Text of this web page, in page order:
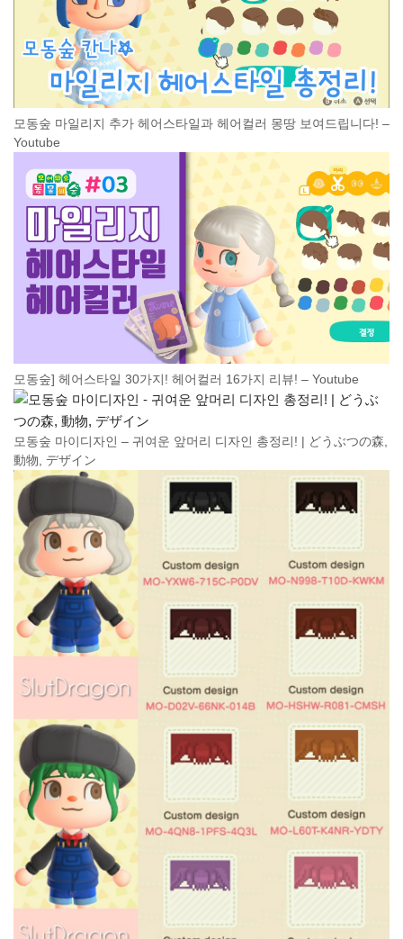
모동숲 마일리지 추가 헤어스타일과 헤어컬러 몽땅 보여드립니다! –
Youtube
모동숲] 헤어스타일 30가지! 헤어컬러 16가지 리뷰! – Youtube
모동숲 마이디자인 – 귀여운 앞머리 디자인 총정리! | どうぶつの森,
動物, デザイン